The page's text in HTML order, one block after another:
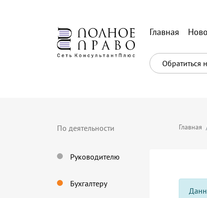
Главная
Обратиться
По деятельности
Руководителю
Бухгалтеру
Главная